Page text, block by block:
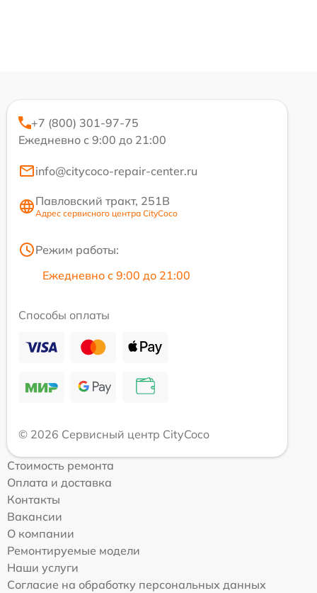
+7 (800) 301-97-75
Ежедневно с 9:00 до 21:00
info@citycoco-repair-center.ru
Павловский тракт, 251В
Адрес сервисного центра CityCoco
Режим работы:
Ежедневно с 9:00 до 21:00
Способы оплаты
© 2026 Сервисный центр CityCoco
Стоимость ремонта
Оплата и доставка
Контакты
Вакансии
О компании
Ремонтируемые модели
Наши услуги
Согласие на обработку персональных данных